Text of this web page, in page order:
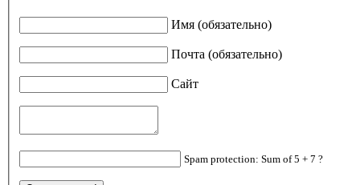
Имя (обязательно)
Почта (обязательно)
Сайт
Spam protection: Sum of 5 + 7 ?